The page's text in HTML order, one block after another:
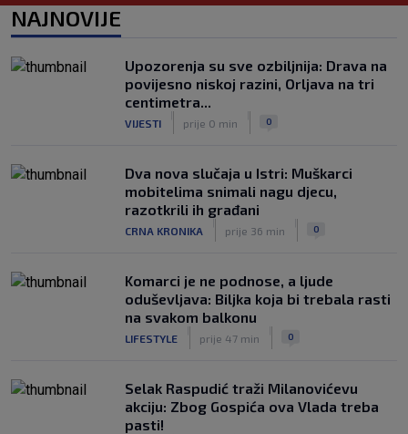
Mourinho naljutio naše susjede
Osijek se preporodio, Špehar poručuje:
‘Mogu se nadati Europi’
SK prije 4 h
NAJNOVIJE
Upozorenja su sve ozbiljnija: Drava na
povijesno niskoj razini, Orljava na tri
centimetra...
VIJESTI prije 0 min 0
Dva nova slučaja u Istri: Muškarci
mobitelima snimali nagu djecu,
razotkrili ih građani
CRNA KRONIKA prije 36 min 0
Komarci je ne podnose, a ljude
oduševljava: Biljka koja bi trebala rasti
na svakom balkonu
LIFESTYLE prije 47 min 0
Selak Raspudić traži Milanovićevu
akciju: Zbog Gospića ova Vlada treba
pasti!